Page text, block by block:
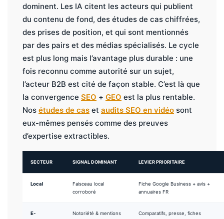
dominent. Les IA citent les acteurs qui publient
du contenu de fond, des études de cas chiffrées,
des prises de position, et qui sont mentionnés
par des pairs et des médias spécialisés. Le cycle
est plus long mais l’avantage plus durable : une
fois reconnu comme autorité sur un sujet,
l’acteur B2B est cité de façon stable. C’est là que
la convergence SEO + GEO est la plus rentable.
Nos études de cas et audits SEO en vidéo sont
eux-mêmes pensés comme des preuves
d’expertise extractibles.
SECTEUR SIGNAL DOMINANT LEVIER PRIORITAIRE
Local
Faisceau local
corroboré
Fiche Google Business + avis +
annuaires FR
E-
Notoriété & mentions
Comparatifs, presse, fiches